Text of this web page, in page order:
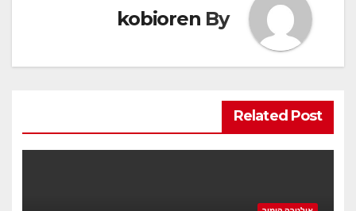
By
kobioren
Related Post